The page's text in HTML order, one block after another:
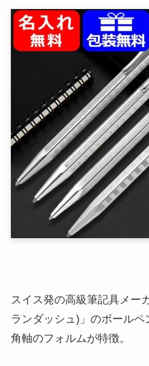
スイス発の高級筆記具メー
ランダッシュ)」のボール
角軸のフォルムが特徴。